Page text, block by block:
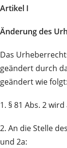
Artikel I
Änderung des
Das
geändert durch
geändert wie folgt:
1. § 81 Abs. 2
2. An die Stelle
und 2a: